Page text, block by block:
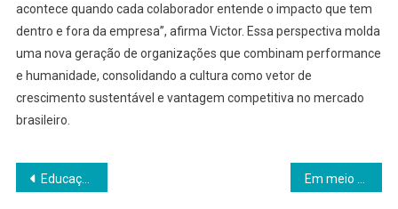
acontece quando cada colaborador entende o impacto que tem
dentro e fora da empresa”, afirma Victor. Essa perspectiva molda
uma nova geração de organizações que combinam performance
e humanidade, consolidando a cultura como vetor de
crescimento sustentável e vantagem competitiva no mercado
brasileiro.
Navegação
Educação Empresarial vai movimentar mais de R$ 1 bilhão até 2026